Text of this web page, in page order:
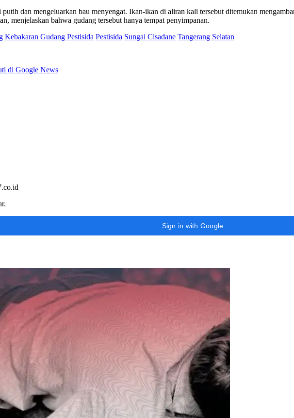
dan mengeluarkan bau menyengat. Ikan-ikan di aliran kali tersebut ditemukan
menjelaskan bahwa gudang tersebut hanya tempat penyimpanan.
Kebakaran Gudang Pestisida Pestisida Sungai Cisadane Tangerang Selatan
di Google News
Sign in with Google